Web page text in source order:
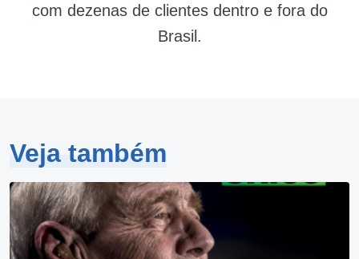
com dezenas de clientes dentro e fora do
Brasil.
Veja também